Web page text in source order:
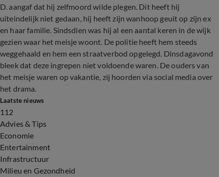
D. aangaf dat hij zelfmoord wilde plegen. Dit heeft hij
uiteindelijk niet gedaan, hij heeft zijn wanhoop geuit op zijn ex
en haar familie. Sindsdien was hij al een aantal keren in de wijk
gezien waar het meisje woont. De politie heeft hem steeds
weggehaald en hem een straatverbod opgelegd. Dinsdagavond
bleek dat deze ingrepen niet voldoende waren. De ouders van
het meisje waren op vakantie, zij hoorden via social media over
het drama.
Laatste nieuws
112
Advies & Tips
Economie
Entertainment
Infrastructuur
Milieu en Gezondheid